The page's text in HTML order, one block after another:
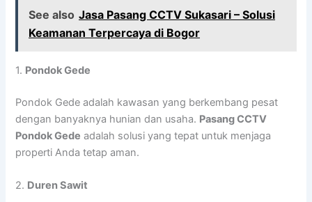
See also Jasa Pasang CCTV Sukasari – Solusi
Keamanan Terpercaya di Bogor
1. Pondok Gede
Pondok Gede adalah kawasan yang berkembang pesat
dengan banyaknya hunian dan usaha. Pasang CCTV
Pondok Gede adalah solusi yang tepat untuk menjaga
properti Anda tetap aman.
2. Duren Sawit